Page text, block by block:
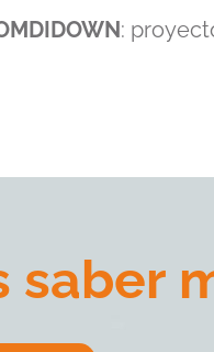
:
saber